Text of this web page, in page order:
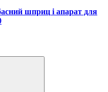
шприц і апарат для